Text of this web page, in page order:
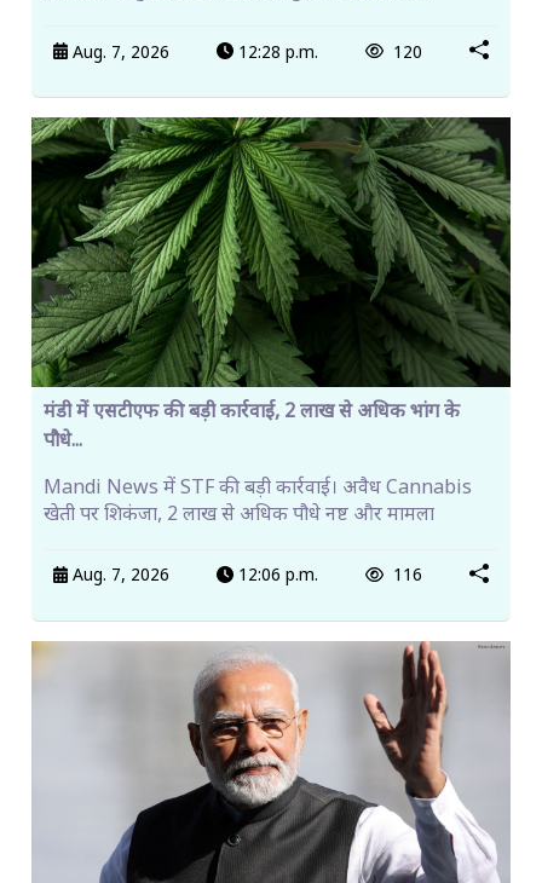
Aug. 7, 2026 12:28 p.m. 120
मंडी में एसटीएफ की बड़ी कार्रवाई, 2 लाख से अधिक भांग के
पौधे...
Mandi News में STF की बड़ी कार्रवाई। अवैध Cannabis
खेती पर शिकंजा, 2 लाख से अधिक पौधे नष्ट और मामला
Aug. 7, 2026 12:06 p.m. 116